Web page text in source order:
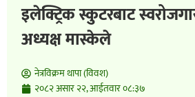
इलेक्ट्रिक स्कुटरबाट
अध्यक्ष मास्केले
नेत्रविक्रम थापा (विवश)
२०८२ असार २२, आईतवार ०८:३७